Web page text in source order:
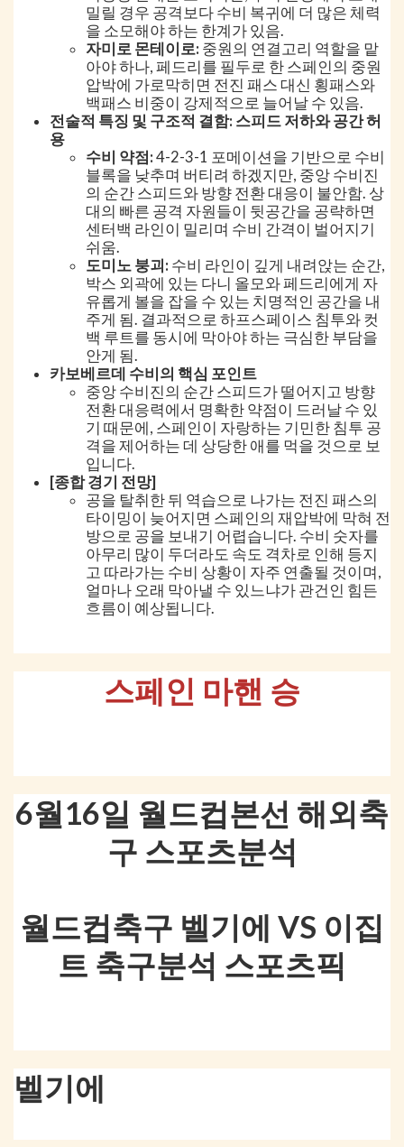
밀릴 경우 공격보다 수비 복귀에 더 많은 체력
을 소모해야 하는 한계가 있음.
자미로 몬테이로: 중원의 연결고리 역할을 맡
아야 하나, 페드리를 필두로 한 스페인의 중원
압박에 가로막히면 전진 패스 대신 횡패스와
백패스 비중이 강제적으로 늘어날 수 있음.
전술적 특징 및 구조적 결함: 스피드 저하와 공간 허
용
수비 약점: 4-2-3-1 포메이션을 기반으로 수비
블록을 낮추며 버티려 하겠지만, 중앙 수비진
의 순간 스피드와 방향 전환 대응이 불안함. 상
대의 빠른 공격 자원들이 뒷공간을 공략하면
센터백 라인이 밀리며 수비 간격이 벌어지기
쉬움.
도미노 붕괴: 수비 라인이 깊게 내려앉는 순간,
박스 외곽에 있는 다니 올모와 페드리에게 자
유롭게 볼을 잡을 수 있는 치명적인 공간을 내
주게 됨. 결과적으로 하프스페이스 침투와 컷
백 루트를 동시에 막아야 하는 극심한 부담을
안게 됨.
카보베르데 수비의 핵심 포인트
중앙 수비진의 순간 스피드가 떨어지고 방향
전환 대응력에서 명확한 약점이 드러날 수 있
기 때문에, 스페인이 자랑하는 기민한 침투 공
격을 제어하는 데 상당한 애를 먹을 것으로 보
입니다.
[종합 경기 전망]
공을 탈취한 뒤 역습으로 나가는 전진 패스의
타이밍이 늦어지면 스페인의 재압박에 막혀 전
방으로 공을 보내기 어렵습니다. 수비 숫자를
아무리 많이 두더라도 속도 격차로 인해 등지
고 따라가는 수비 상황이 자주 연출될 것이며,
얼마나 오래 막아낼 수 있느냐가 관건인 힘든
흐름이 예상됩니다.
스페인 마핸 승
6월16일 월드컵본선 해외축
구 스포츠분석
월드컵축구 벨기에 VS 이집
트 축구분석 스포츠픽
벨기에